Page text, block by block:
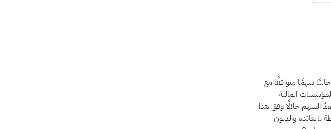
لا، اعتبارًا من أغسطس 2026، لا يُعدّ سهم Corbus Pharmaceuticals Holdings, Inc. (CRBP) حاليًا سهمًا متوافقًا مع
المالية
الحلال. ولكي يُعدّ السهم حلالًا وفق هذا
المرتبطة بالفائدة والديون